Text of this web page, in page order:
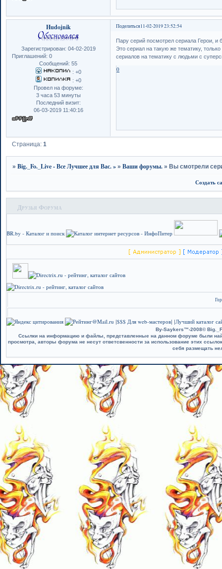
Поделиться11-02-2019 23:52:54
Hudojnik
Зарегистрирован: 04-02-2019
Приглашений: 0
Сообщений: 55
: +0
: +0
Провел на форуме:
3 часа 53 минуты
Последний визит:
06-03-2019 11:40:16
Пару серий посмотрел сериала Герои,
Это сериал на такую же тематику,
сериалов на тематику с людьми с
0
Страница:1
»Big._Fo._Live - Все Лучшее для Вас. » »Ваши форумы. »Вы смотрели
Создать
Друзья Форума
|$$$ Для web-мастеров| |Лучший каталог
By-Saykers™-2008©
Ссылки на информацию и файлы, представленные на данном форуме были
просмотра, авторы форума не несут ответсвенности за использование этих
себя размещать